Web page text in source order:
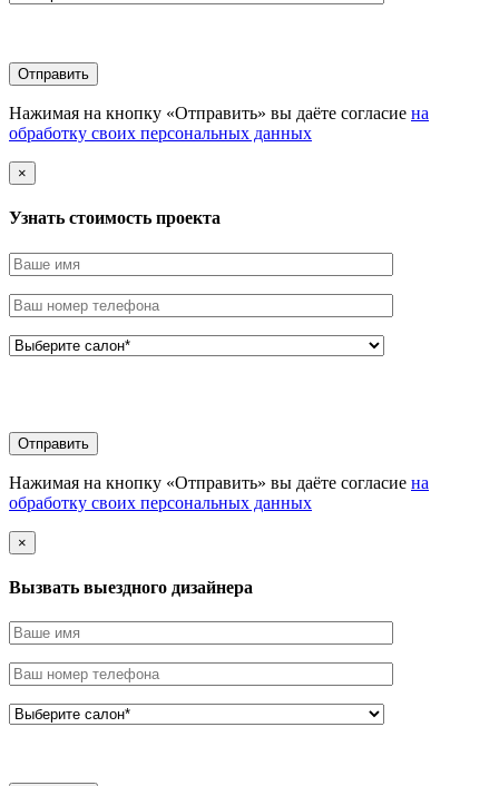
Нажимая на кнопку «Отправить» вы даёте согласие на
обработку своих персональных данных
×
Узнать стоимоcть проекта
Нажимая на кнопку «Отправить» вы даёте согласие на
обработку своих персональных данных
×
Вызвать выездного дизайнера